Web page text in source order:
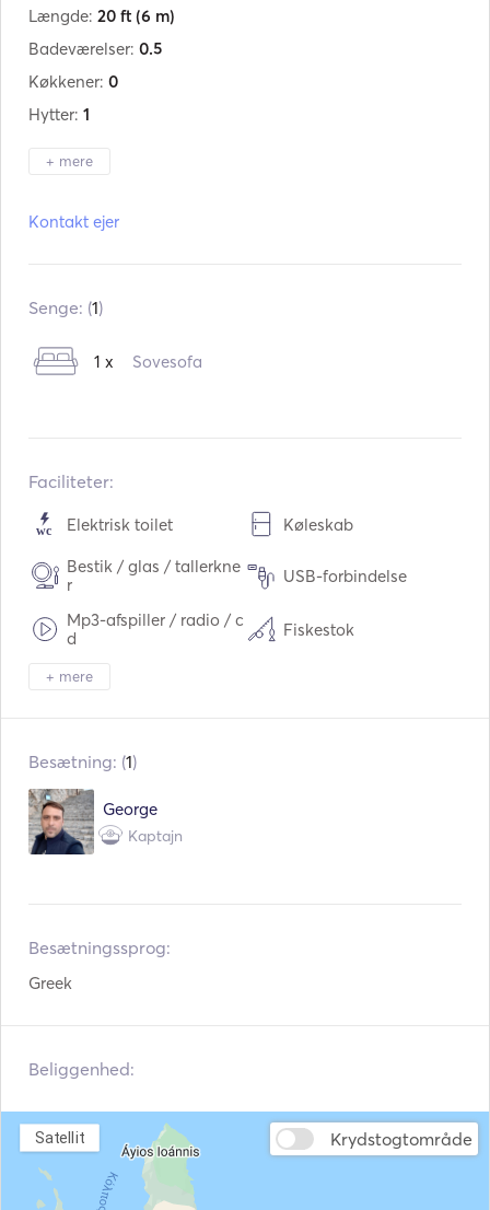
Længde: 20 ft (6 m)
Badeværelser: 0.5
Køkkener: 0
Hytter: 1
+ mere
Motorer:1 x 115hp
Vandkapacitet:50 L
Kontakt ejer
Senge: (1)
1 x Sovesofa
Faciliteter:
Elektrisk toilet Køleskab
Bestik / glas / tallerkne
r
USB-forbindelse
Mp3-afspiller / radio / c
d
Fiskestok
Snorkleudstyr
Påhængsmotor
+ mere
Besætning: (1)
George
Kaptajn
Besætningssprog:
Greek
Beliggenhed:
Krydstogtområde
Satellit